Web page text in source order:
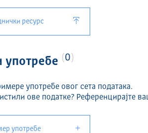
ресурс
0
употребе овог сета података.
ове податке? Референцирајте
употребе